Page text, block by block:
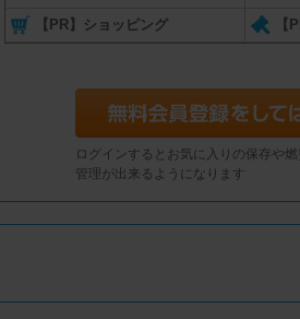
【PR】ショッピング 【
ログインするとお気に入りの保存や
管理が出来るようになります